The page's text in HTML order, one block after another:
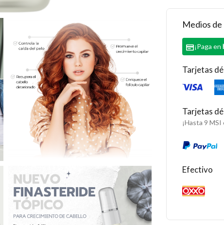
Medios de
¡Paga en
Tarjetas
Tarjetas
¡Hasta 9
Efectivo